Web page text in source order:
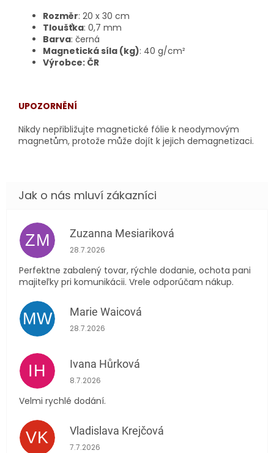
Rozměr: 20 x 30 cm
Tloušťka: 0,7 mm
Barva: černá
Magnetická síla (kg): 40 g/cm²
Výrobce: ČR
UPOZORNĚNÍ
Nikdy nepřibližujte magnetické fólie k neodymovým
magnetům, protože může dojít k jejich demagnetizaci.
ZM Zuzanna Mesiariková
Hodnocení obchodu je 5 z 5 hvězdiček.
28.7.2026
Perfektne zabalený tovar, rýchle dodanie, ochota pani
majiteľky pri komunikácii. Vrele odporúčam nákup.
MW Marie Waicová
Hodnocení obchodu je 5 z 5 hvězdiček.
28.7.2026
IH Ivana Hůrková
Hodnocení obchodu je 5 z 5 hvězdiček.
8.7.2026
Velmi rychlé dodání.
VK Vladislava Krejčová
Hodnocení obchodu je 5 z 5 hvězdiček.
7.7.2026